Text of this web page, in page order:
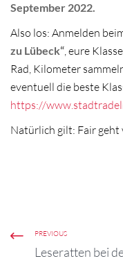
September 2022.
Also los: Anmelden
zu Lübeck“, eure
Rad, Kilometer
eventuell die beste
https://
Natürlich gilt: Fair
PREVIOUS
Leseratten bei